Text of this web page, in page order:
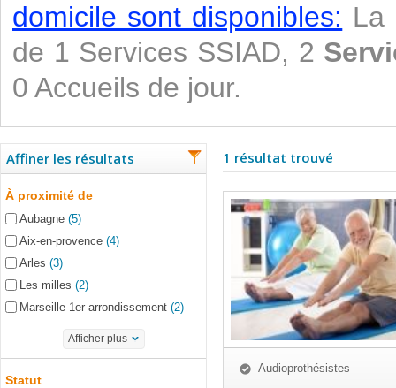
domicile sont disponibles: La
de 1 Services SSIAD, 2
0 Accueils de jour.
Affiner les résultats
À proximité de
Aubagne (5)
Aix-en-provence (4)
Arles (3)
Les milles (2)
Marseille 1er arrondissement (2)
Afficher plus
Statut
1 résultat trouvé
Audioprothésistes